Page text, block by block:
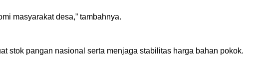
masyarakat desa,” tambahnya.
stok pangan nasional serta menjaga stabilitas harga bahan pokok.